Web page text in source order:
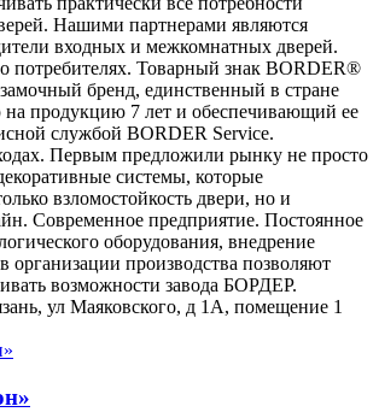
Нашими партнерами являются
входных и межкомнатных дверей.
о потребителях. Товарный знак BORDER®
бренд, единственный в стране
продукцию 7 лет и обеспечивающий ее
службой BORDER Service.
Первым предложили рынку не просто
системы, которые
взломостойкость двери, но и
Современное предприятие. Постоянное
оборудования, внедрение
организации производства позволяют
возможности завода БОРДЕР.
ул Маяковского, д 1А, помещение 1